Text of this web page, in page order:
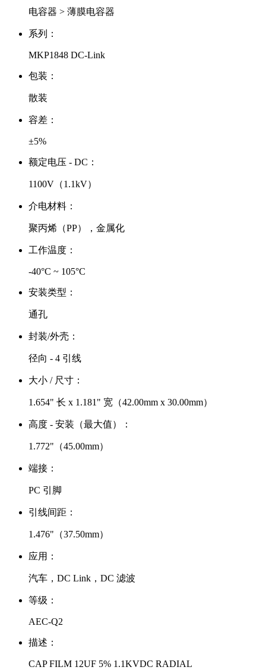
电容器 > 薄膜电容器
系列：
MKP1848 DC-Link
包装：
散装
容差：
±5%
额定电压 - DC：
1100V（1.1kV）
介电材料：
聚丙烯（PP），金属化
工作温度：
-40°C ~ 105°C
安装类型：
通孔
封装/外壳：
径向 - 4 引线
大小 / 尺寸：
1.654" 长 x 1.181" 宽（42.00mm x 30.00mm）
高度 - 安装（最大值）：
1.772"（45.00mm）
端接：
PC 引脚
引线间距：
1.476"（37.50mm）
应用：
汽车，DC Link，DC 滤波
等级：
AEC-Q2
描述：
CAP FILM 12UF 5% 1.1KVDC RADIAL